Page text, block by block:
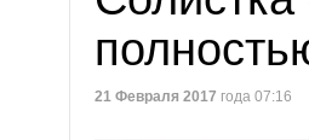
21 Февраля 2017 года 07:16